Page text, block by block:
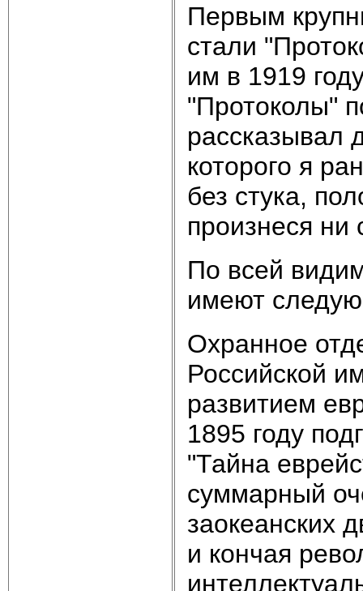
Первым
стали
им в 1919
"Протоколы"
рассказывал
которого я
без стука,
произнеся ни
По всей
имеют
Охранное
Российской
развитием
1895 году
"Тайна
суммарный
заокеанских
и кончая